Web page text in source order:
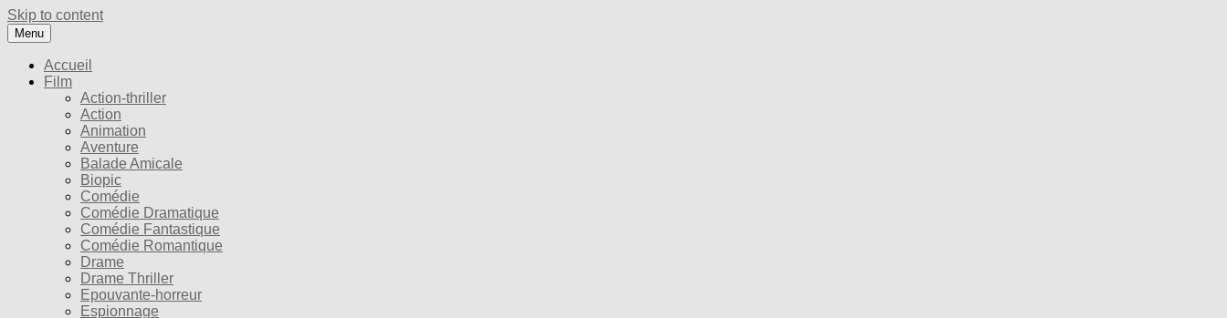
Skip to content
Menu
Accueil
Film
Action-thriller
Action
Animation
Aventure
Balade Amicale
Biopic
Comédie
Comédie Dramatique
Comédie Fantastique
Comédie Romantique
Drame
Drame Thriller
Epouvante-horreur
Espionnage